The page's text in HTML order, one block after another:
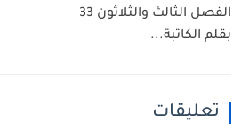
الفصل الثالث والثلاثون 33
بقلم الكاتبة...
تعليقات